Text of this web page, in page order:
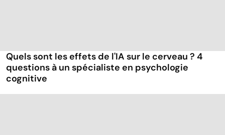
Quels sont les effets de l'IA sur le cerveau ? 4
questions à un spécialiste en psychologie
cognitive